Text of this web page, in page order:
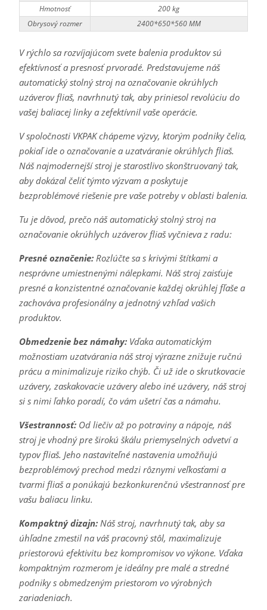
Hmotnosť
200 kg
Obrysový rozmer
2400*650*560 MM
V rýchlo sa rozvíjajúcom svete balenia produktov sú
efektívnosť a presnosť prvoradé. Predstavujeme náš
automatický stolný stroj na označovanie okrúhlych
uzáverov fliaš, navrhnutý tak, aby priniesol revolúciu do
vašej baliacej linky a zefektívnil vaše operácie.
V spoločnosti VKPAK chápeme výzvy, ktorým podniky čelia,
pokiaľ ide o označovanie a uzatváranie okrúhlych fliaš.
Náš najmodernejší stroj je starostlivo skonštruovaný tak,
aby dokázal čeliť týmto výzvam a poskytuje
bezproblémové riešenie pre vaše potreby v oblasti balenia.
Tu je dôvod, prečo náš automatický stolný stroj na
označovanie okrúhlych uzáverov fliaš vyčnieva z radu:
Presné označenie:Rozlúčte sa s krivými štítkami a
nesprávne umiestnenými nálepkami. Náš stroj zaisťuje
presné a konzistentné označovanie každej okrúhlej fľaše a
zachováva profesionálny a jednotný vzhľad vašich
produktov.
Obmedzenie bez námahy:Vďaka automatickým
možnostiam uzatvárania náš stroj výrazne znižuje ručnú
prácu a minimalizuje riziko chýb. Či už ide o skrutkovacie
uzávery, zaskakovacie uzávery alebo iné uzávery, náš stroj
si s nimi ľahko poradí, čo vám ušetrí čas a námahu.
Všestrannosť:Od liečiv až po potraviny a nápoje, náš
stroj je vhodný pre širokú škálu priemyselných odvetví a
typov fliaš. Jeho nastaviteľné nastavenia umožňujú
bezproblémový prechod medzi rôznymi veľkosťami a
tvarmi fliaš a ponúkajú bezkonkurenčnú všestrannosť pre
vašu baliacu linku.
Kompaktný dizajn:Náš stroj, navrhnutý tak, aby sa
úhľadne zmestil na váš pracovný stôl, maximalizuje
priestorovú efektivitu bez kompromisov vo výkone. Vďaka
kompaktným rozmerom je ideálny pre malé a stredné
podniky s obmedzeným priestorom vo výrobných
zariadeniach.